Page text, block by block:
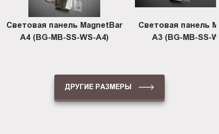
Световая панель MagnetBar
A4 (BG-MB-SS-WS-A4)
Световая панель
А3 (BG-MB-SS-
ДРУГИЕ РАЗМЕРЫ